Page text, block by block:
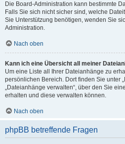
Die Board-Administration kann bestimmte
Falls Sie sich nicht sicher sind, welche
Sie Unterstützung benötigen, wenden Sie
Administration.
Nach oben
Kann ich eine Übersicht all meiner
Um eine Liste all Ihrer Dateianhänge zu
persönlichen Bereich. Dort finden Sie unter
„Dateianhänge verwalten“, über den Sie
erhalten und diese verwalten können.
Nach oben
phpBB betreffende Fragen